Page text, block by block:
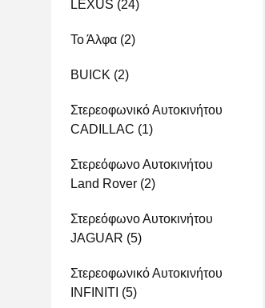
LEXUS (24)
Το Άλφα (2)
BUICK (2)
Στερεοφωνικό Αυτοκινήτου
CADILLAC (1)
Στερεόφωνο Αυτοκινήτου
Land Rover (2)
Στερεόφωνο Αυτοκινήτου
JAGUAR (5)
Στερεοφωνικό Αυτοκινήτου
INFINITI (5)